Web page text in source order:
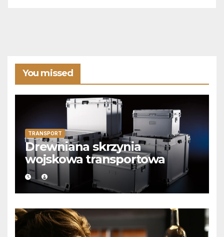
You missed
TRANSPORT
Drewniana skrzynia
wojskowa transportowa